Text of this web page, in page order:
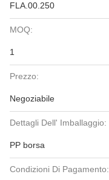
FLA.00.250
MOQ:
1
Prezzo:
Negoziabile
Dettagli Dell' Imballaggio:
PP borsa
Condizioni Di Pagamento: